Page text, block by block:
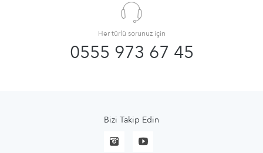
Her türlü sorunuz için
0555 973 67 45
Bizi Takip Edin